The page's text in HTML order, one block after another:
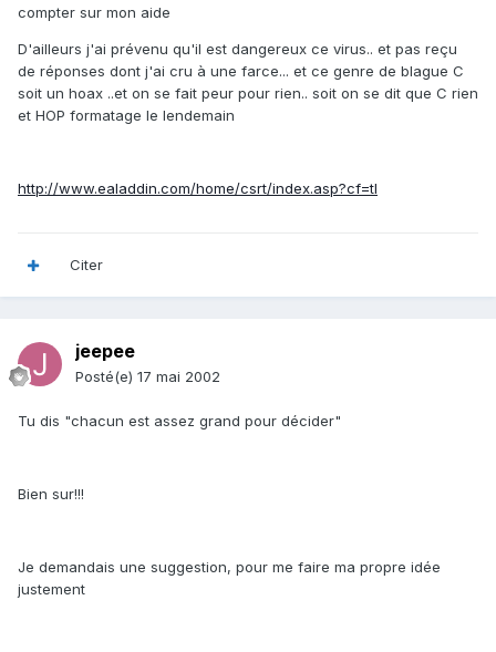
compter sur mon aide
D'ailleurs j'ai prévenu qu'il est dangereux ce virus.. et pas reçu
de réponses dont j'ai cru à une farce... et ce genre de blague C
soit un hoax ..et on se fait peur pour rien.. soit on se dit que C rien
et HOP formatage le lendemain
http://www.ealaddin.com/home/csrt/index.asp?cf=tl
Citer
jeepee
Posté(e) 17 mai 2002
Tu dis "chacun est assez grand pour décider"
Bien sur!!!
Je demandais une suggestion, pour me faire ma propre idée
justement